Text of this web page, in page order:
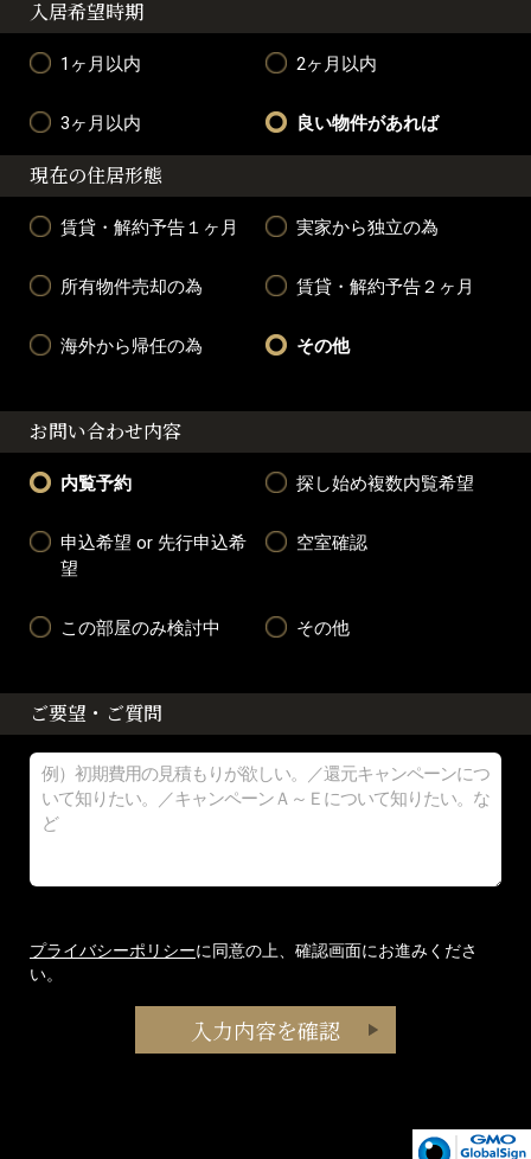
入居希望時期
1ヶ月以内 2ヶ月以内
3ヶ月以内 良い物件があれば
現在の住居形態
賃貸・解約予告１ヶ月 実家から独立の為
所有物件売却の為 賃貸・解約予告２ヶ月
海外から帰任の為 その他
お問い合わせ内容
内覧予約 探し始め複数内覧希望
申込希望 or 先行申込希
望
空室確認
この部屋のみ検討中 その他
ご要望・ご質問
プライバシーポリシーに同意の上、確認画面にお進みくださ
い。